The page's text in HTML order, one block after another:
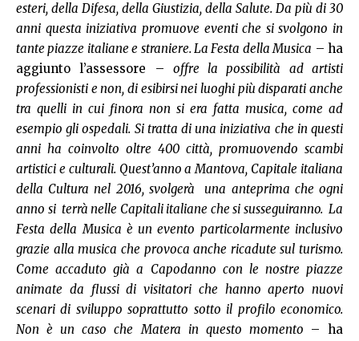
esteri, della Difesa, della Giustizia, della Salute. Da più di 30
anni questa iniziativa promuove eventi che si svolgono in
tante piazze italiane e straniere. La Festa della Musica – ha
aggiunto l’assessore – offre la possibilità ad artisti
professionisti e non, di esibirsi nei luoghi più disparati anche
tra quelli in cui finora non si era fatta musica, come ad
esempio gli ospedali. Si tratta di una iniziativa che in questi
anni ha coinvolto oltre 400 città, promuovendo scambi
artistici e culturali. Quest’anno a Mantova, Capitale italiana
della Cultura nel 2016, svolgerà una anteprima che ogni
anno si terrà nelle Capitali italiane che si susseguiranno. La
Festa della Musica è un evento particolarmente inclusivo
grazie alla musica che provoca anche ricadute sul turismo.
Come accaduto già a Capodanno con le nostre piazze
animate da flussi di visitatori che hanno aperto nuovi
scenari di sviluppo soprattutto sotto il profilo economico.
Non è un caso che Matera in questo momento – ha